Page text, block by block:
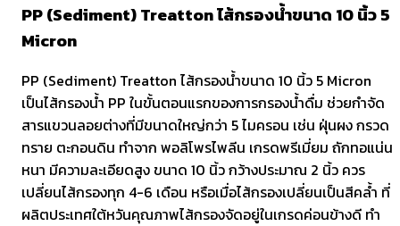
10
นิ้ว
Micron
ชิ้น
PP (Sediment) Treatton ไส้กรองน้ำขนาด 10 นิ้ว 5
Micron
PP (Sediment) Treatton ไส้กรองน้ำขนาด 10 นิ้ว 5 Micron
เป็นไส้กรองน้ำ PP ในขั้นตอนแรกของการกรองน้ำดื่ม ช่วยกำจัด
สารแขวนลอยต่างที่มีขนาดใหญ่กว่า 5 ไมครอน เช่น ฝุ่นผง กรวด
ทราย ตะกอนดิน ทำจาก พอลิโพรไพลีน เกรดพรีเมี่ยม ถักทอแน่น
หนา มีความละเอียดสูง ขนาด 10 นิ้ว กว้างประมาณ 2 นิ้ว ควร
เปลี่ยนไส้กรองทุก 4-6 เดือน หรือเมื่อไส้กรองเปลี่ยนเป็นสีคล้ำ ที่
ผลิตประเทศใต้หวันคุณภาพไส้กรองจัดอยู่ในเกรดค่อนข้างดี ทำ